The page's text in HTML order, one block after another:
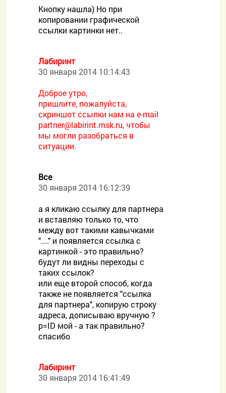
Кнопку нашла) Но при
копировании графической
ссылки картинки нет..
Лабиринт
30 января 2014 10:14:43
Доброе утро,
пришлите, пожалуйста,
скриншот ссылки нам на e-mail
partner@labirint.msk.ru, чтобы
мы могли разобраться в
ситуации.
Все
30 января 2014 16:12:39
а я кликаю ссылку для партнера
и вставляю только то, что
между вот такими кавычками
"...." и появляется ссылка с
картинкой - это правильно?
будут ли видны переходы с
таких ссылок?
или еще второй способ, когда
также не появляется "ссылка
для партнера", копирую строку
адреса, дописываю вручную ?
p=ID мой - а так правильно?
спасибо
Лабиринт
30 января 2014 16:41:49